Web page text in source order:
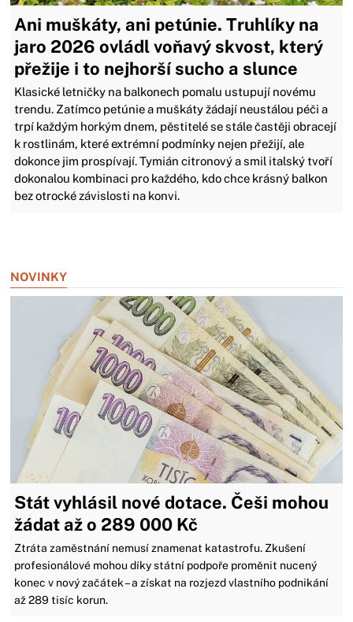
Ani muškáty, ani petúnie. Truhlíky na
jaro 2026 ovládl voňavý skvost, který
přežije i to nejhorší sucho a slunce
Klasické letničky na balkonech pomalu ustupují novému
trendu. Zatímco petúnie a muškáty žádají neustálou péči a
trpí každým horkým dnem, pěstitelé se stále častěji obracejí
k rostlinám, které extrémní podmínky nejen přežijí, ale
dokonce jim prospívají. Tymián citronový a smil italský tvoří
dokonalou kombinaci pro každého, kdo chce krásný balkon
bez otrocké závislosti na konvi.
NOVINKY
Stát vyhlásil nové dotace. Češi mohou
žádat až o 289 000 Kč
Ztráta zaměstnání nemusí znamenat katastrofu. Zkušení
profesionálové mohou díky státní podpoře proměnit nucený
konec v nový začátek – a získat na rozjezd vlastního podnikání
až 289 tisíc korun.